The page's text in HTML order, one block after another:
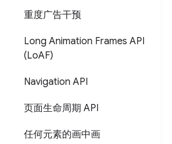
重度广告干预
Long Animation Frames API
(LoAF)
Navigation API
页面生命周期 API
任何元素的画中画